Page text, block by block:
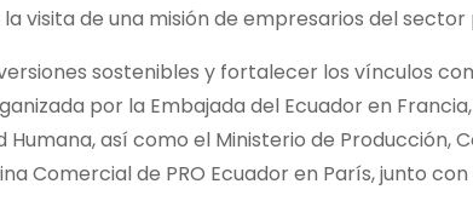
visita de una misión de empresarios del
sostenibles y fortalecer los vínculos
por la Embajada del Ecuador en
Humana, así como el Ministerio de Producción,
Comercial de PRO Ecuador en París, junto